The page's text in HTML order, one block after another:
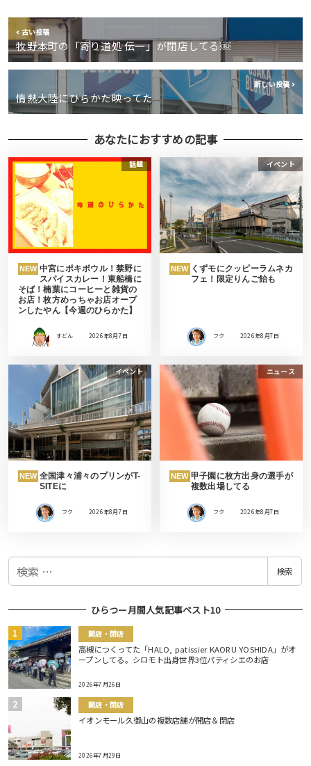
古い投稿
牧野本町の「寄り道処 伝一」が閉店してる￼
新しい投稿
情熱大陸にひらかた映ってた
あなたにおすすめの記事
話題
NEW 中宮にポキボウル！禁野に
スパイスカレー！東船橋に
そば！楠葉にコーヒーと雑貨の
お店！枚方めっちゃお店オープ
ンしたやん【今週のひらかた】
すどん 2026年8月7日
イベント
NEW くずモにクッピーラムネカ
フェ！限定りんご飴も
フク 2026年8月7日
イベント
NEW 全国津々浦々のプリンがT-
SITEに
フク 2026年8月7日
ニュース
NEW 甲子園に枚方出身の選手が
複数出場してる
フク 2026年8月7日
検
検索
ひらつー月間人気記事ベスト10
開店・閉店
高槻につくってた「HALO, patissier KAORU YOSHIDA」がオ
ープンしてる。シロモト出身世界3位パティシエのお店
2026年7月26日
開店・閉店
イオンモール久御山の複数店舗が開店＆閉店
2026年7月29日